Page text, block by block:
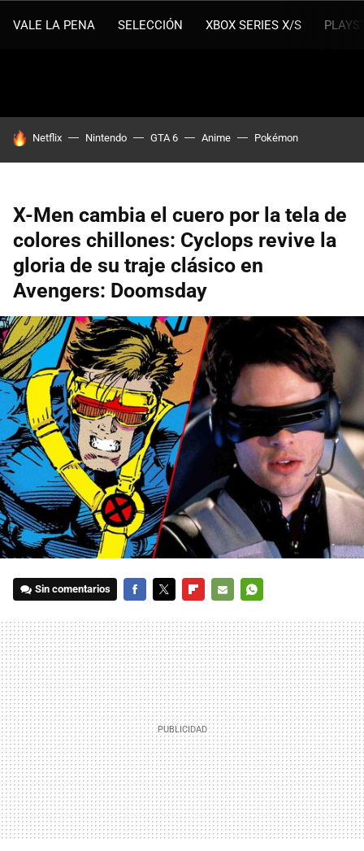
VALE LA PENA SELECCIÓN XBOX SERIES X/S
HOY SE HABLA DE
Netflix Nintendo GTA 6 Anime Pokémon
X-Men cambia el cuero por la tela de
colores chillones: Cyclops revive la
gloria de su traje clásico en
Avengers: Doomsday
Sin comentarios
MAIL